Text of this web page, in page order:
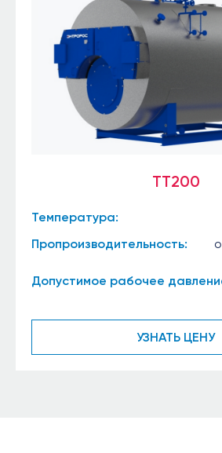
TT200
Температура:
Пропроизводительность:
Допустимое рабочее
УЗНАТЬ ЦЕНУ